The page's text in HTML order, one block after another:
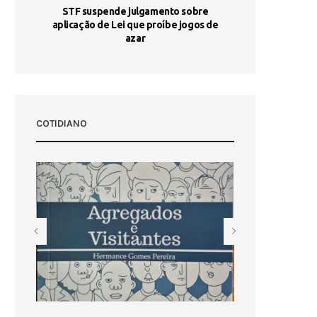
STF suspende julgamento sobre
aplicação de Lei que proíbe jogos de
azar
COTIDIANO